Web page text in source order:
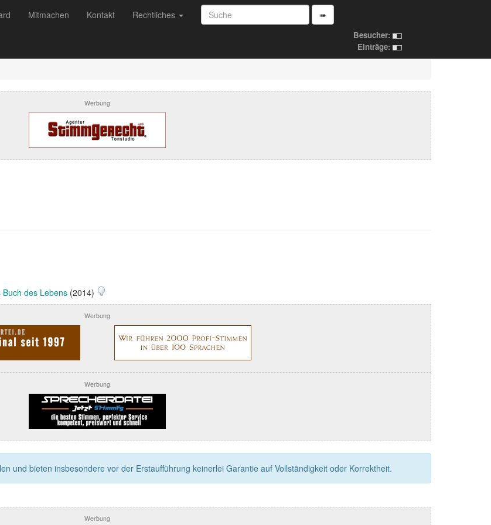
Mitmachen Kontakt Rechtliches ➠
Besucher:
Einträge:
Werbung
des Lebens (2014)
Werbung
Werbung
und bieten insbesondere vor der Erstaufführung keinerlei Garantie auf Vollständigkeit oder Korrektheit.
Werbung